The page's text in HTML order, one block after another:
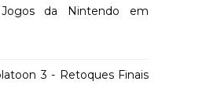
da Nintendo em
3 - Retoques Finais